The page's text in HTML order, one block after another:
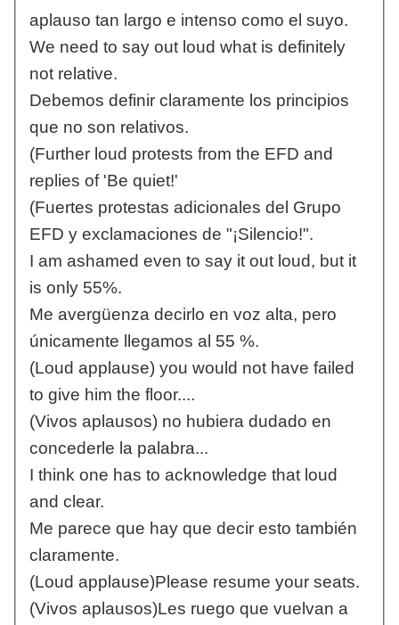
aplauso tan largo e intenso como el suyo.
We need to say out loud what is definitely
not relative.
Debemos definir claramente los principios
que no son relativos.
(Further loud protests from the EFD and
replies of 'Be quiet!'
(Fuertes protestas adicionales del Grupo
EFD y exclamaciones de "¡Silencio!".
I am ashamed even to say it out loud, but it
is only 55%.
Me avergüenza decirlo en voz alta, pero
únicamente llegamos al 55 %.
(Loud applause) you would not have failed
to give him the floor....
(Vivos aplausos) no hubiera dudado en
concederle la palabra...
I think one has to acknowledge that loud
and clear.
Me parece que hay que decir esto también
claramente.
(Loud applause)Please resume your seats.
(Vivos aplausos)Les ruego que vuelvan a